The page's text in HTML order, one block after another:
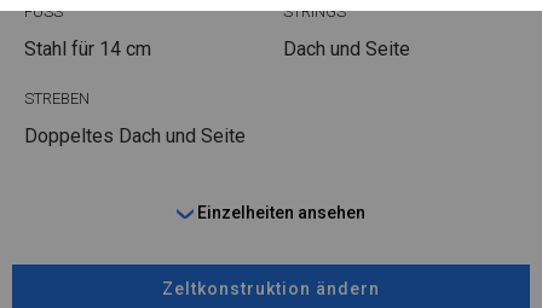
FUSS
Stahl für 14 cm
STRINGS
Dach und Seite
STREBEN
Doppeltes Dach und Seite
Einzelheiten ansehen
Zeltkonstruktion ändern